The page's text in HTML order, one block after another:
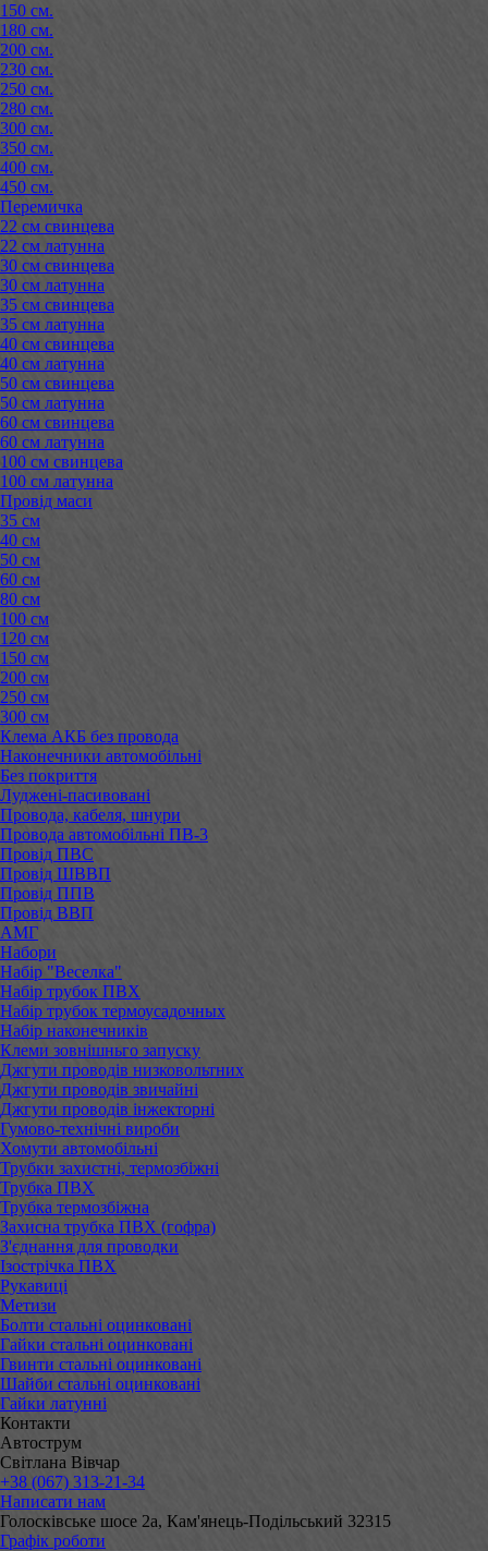
150 см.
180 см.
200 см.
230 см.
250 см.
280 см.
300 см.
350 см.
400 см.
450 см.
Перемичка
22 см свинцева
22 см латунна
30 см свинцева
30 см латунна
35 см свинцева
35 см латунна
40 см свинцева
40 см латунна
50 см свинцева
50 см латунна
60 см свинцева
60 см латунна
100 см свинцева
100 см латунна
Провід маси
35 см
40 см
50 см
60 см
80 см
100 см
120 см
150 см
200 см
250 см
300 см
Клема АКБ без провода
Наконечники автомобільні
Без покриття
Луджені-пасивовані
Провода, кабеля, шнури
Провода автомобільні ПВ-3
Провід ПВС
Провід ШВВП
Провід ППВ
Провід ВВП
АМГ
Набори
Набір "Веселка"
Набір трубок ПВХ
Набір трубок термоусадочных
Набір наконечників
Клеми зовнішньго запуску
Джгути проводів низковольтних
Джгути проводів звичайні
Джгути проводів інжекторні
Гумово-технічні вироби
Хомути автомобільні
Трубки захистні, термозбіжні
Трубка ПВХ
Трубка термозбіжна
Захисна трубка ПВХ (гофра)
З'єднання для проводки
Ізострічка ПВХ
Рукавиці
Метизи
Болти стальні оцинковані
Гайки стальні оцинковані
Гвинти стальні оцинковані
Шайби стальні оцинковані
Гайки латунні
Контакти
Автострум
Світлана Вівчар
+38 (067) 313-21-34
Написати нам
Голосківське шосе 2а, Кам'янець-Подільський 32315
Графік роботи